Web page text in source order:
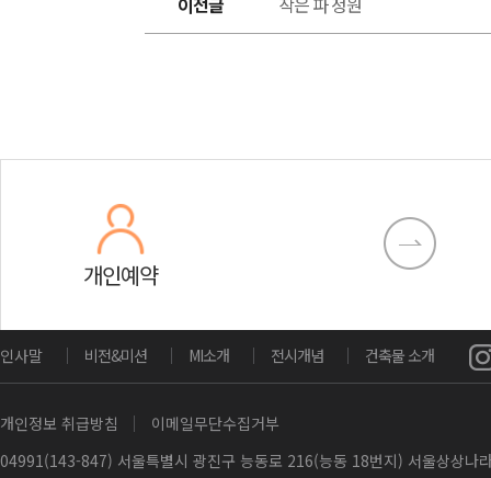
개인예약
인사말 비전&미션 MI소개 전시개념 건축물 소개
개인정보 취급방침
이메일무단수집거부
04991(143-847) 서울특별시 광진구 능동로 216(능동 18번지) 서울상상나